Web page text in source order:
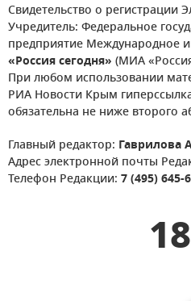
Свидетельство о регистрации
Учредитель: Федеральное
предприятие Международное
«Россия сегодня» (МИА
При любом использовании
РИА Новости Крым
обязательна не ниже второго
Главный редактор: Гаврилова
Адрес электронной почты
Телефон Редакции: 7 (495) 645-